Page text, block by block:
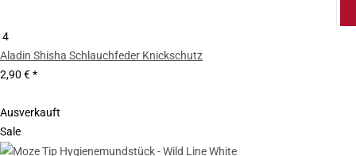
4
Aladin Shisha Schlauchfeder Knickschutz
2,90 €*
Ausverkauft
Sale